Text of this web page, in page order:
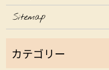
Sitemap